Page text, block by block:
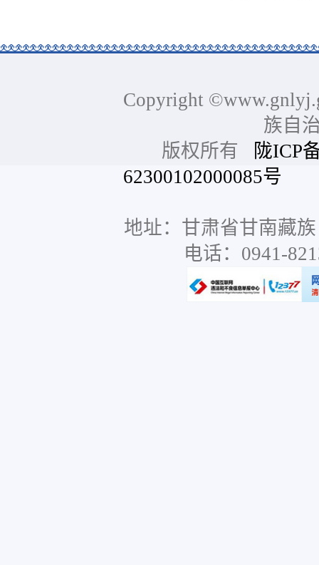
Copyright
族自
版权所有
陇ICP
62300102000085号
地址：甘肃省甘南藏
电话：0941-